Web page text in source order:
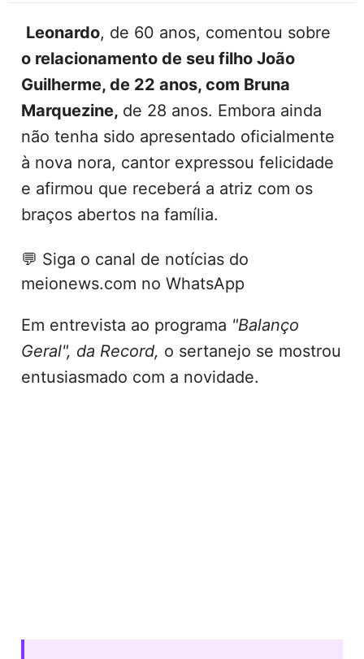
Leonardo, de 60 anos, comentou sobre
o relacionamento de seu filho João
Guilherme, de 22 anos, com Bruna
Marquezine, de 28 anos. Embora ainda
não tenha sido apresentado oficialmente
à nova nora, cantor expressou felicidade
e afirmou que receberá a atriz com os
braços abertos na família.
💬 Siga o canal de notícias do
meionews.com no WhatsApp
Em entrevista ao programa "Balanço
Geral", da Record, o sertanejo se mostrou
entusiasmado com a novidade.